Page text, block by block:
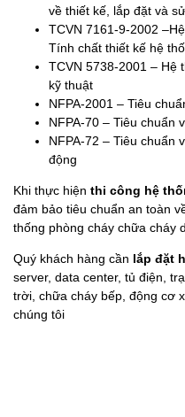
về thiết kế, lắp đặt và
TCVN 7161-9-2002
Tính chất thiết kế hệ
TCVN 5738-2001 – Hệ
kỹ thuật
NFPA-2001 – Tiêu
NFPA-70 – Tiêu chuẩn
NFPA-72 – Tiêu chuẩn
động
Khi thực hiện thi công hệ
đảm bảo tiêu chuẩn an toàn
thống phòng cháy chữa cháy
Quý khách hàng cần lắp đặt
server, data center, tủ điện,
trời, chữa cháy bếp, động cơ
chúng tôi